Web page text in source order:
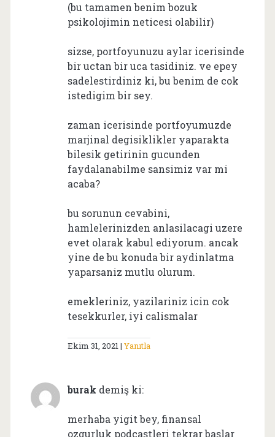
(bu tamamen benim bozuk
psikolojimin neticesi olabilir)
sizse, portfoyunuzu aylar icerisinde
bir uctan bir uca tasidiniz. ve epey
sadelestirdiniz ki, bu benim de cok
istedigim bir sey.
zaman icerisinde portfoyumuzde
marjinal degisiklikler yaparakta
bilesik getirinin gucunden
faydalanabilme sansimiz var mi
acaba?
bu sorunun cevabini,
hamlelerinizden anlasilacagi uzere
evet olarak kabul ediyorum. ancak
yine de bu konuda bir aydinlatma
yaparsaniz mutlu olurum.
emekleriniz, yazilariniz icin cok
tesekkurler, iyi calismalar
Ekim 31, 2021 Yanıtla
burak demiş ki:
merhaba yigit bey, finansal
ozgurluk podcastleri tekrar baslar